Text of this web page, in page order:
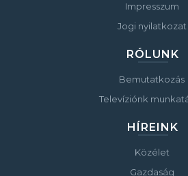
Impresszum
Jogi nyilatkozat
RÓLUNK
Bemutatkozás
Televíziónk
HÍREINK
Közélet
Gazdaság